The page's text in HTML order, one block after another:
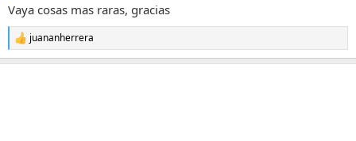
Vaya cosas mas raras, gracias
R
e
a
juananherrera